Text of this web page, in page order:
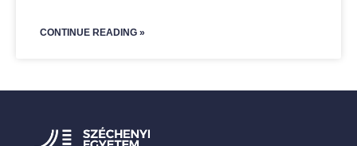
CONTINUE READING »